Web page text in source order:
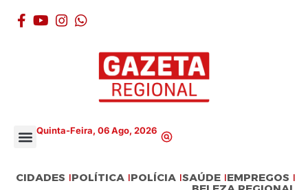
Quinta-Feira, 06 Ago, 2026
CIDADES POLÍTICA POLÍCIA SAÚDE EMPREGOS